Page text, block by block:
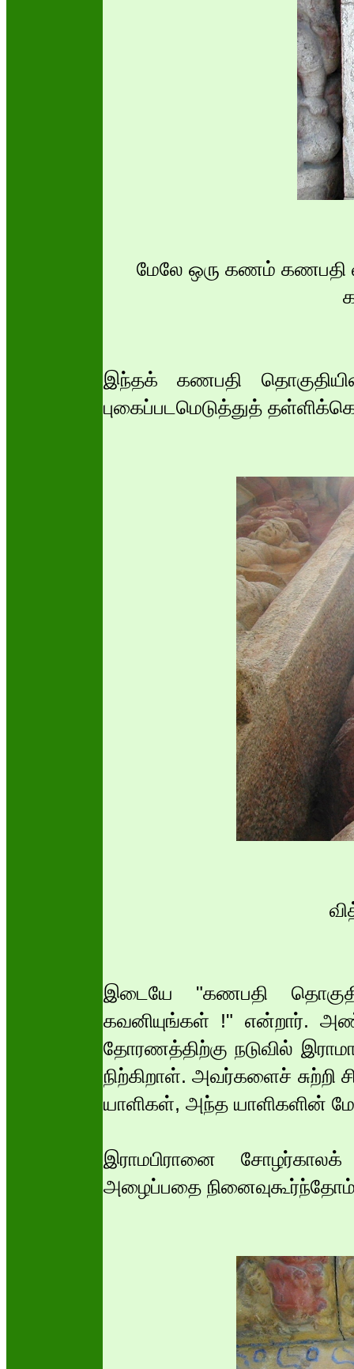
மேலே ஒரு கணம் கணபதி
இந்தக் கணபதி
புகைப்படமெடுத்துத்
இடையே "கணபதி
கவனியுங்கள் !" என்றார்.
தோரணத்திற்கு நடுவில்
நிற்கிறாள். அவர்களைச் சுற்றி
யாளிகள், அந்த யாளிகளின்
இராமபிரானை
அழைப்பதை